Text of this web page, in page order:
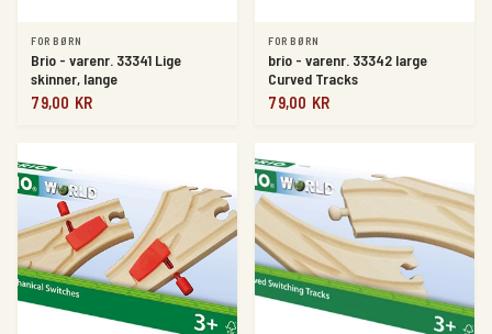
FOR BØRN
Brio - varenr. 33341 Lige
skinner, lange
79,00 KR
FOR BØRN
brio - varenr. 33342 large
Curved Tracks
79,00 KR